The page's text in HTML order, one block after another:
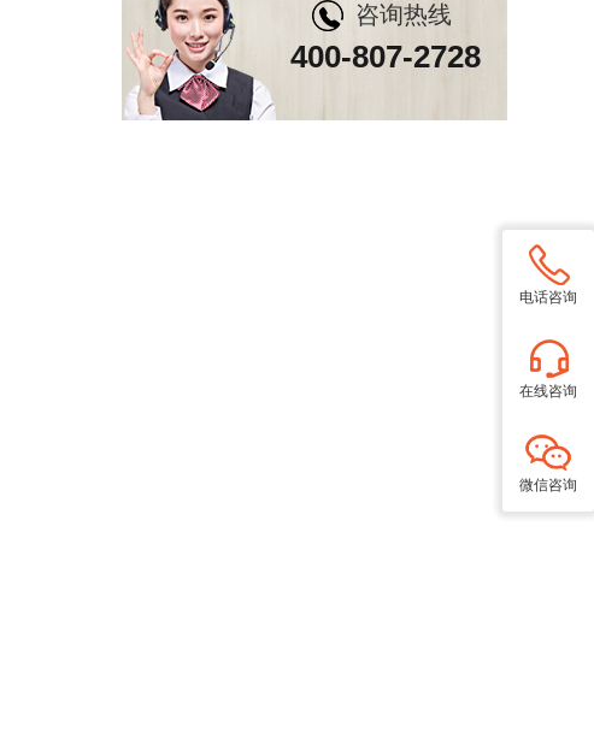
咨询热线
400-807-2728
电话咨询
在线咨询
微信咨询